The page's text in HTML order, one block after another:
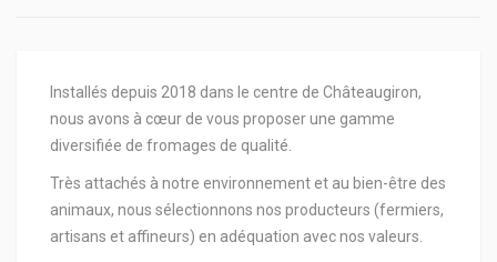
Installés depuis 2018 dans le centre de Châteaugiron,
nous avons à cœur de vous proposer une gamme
diversifiée de fromages de qualité.
Très attachés à notre environnement et au bien-être des
animaux, nous sélectionnons nos producteurs (fermiers,
artisans et affineurs) en adéquation avec nos valeurs.